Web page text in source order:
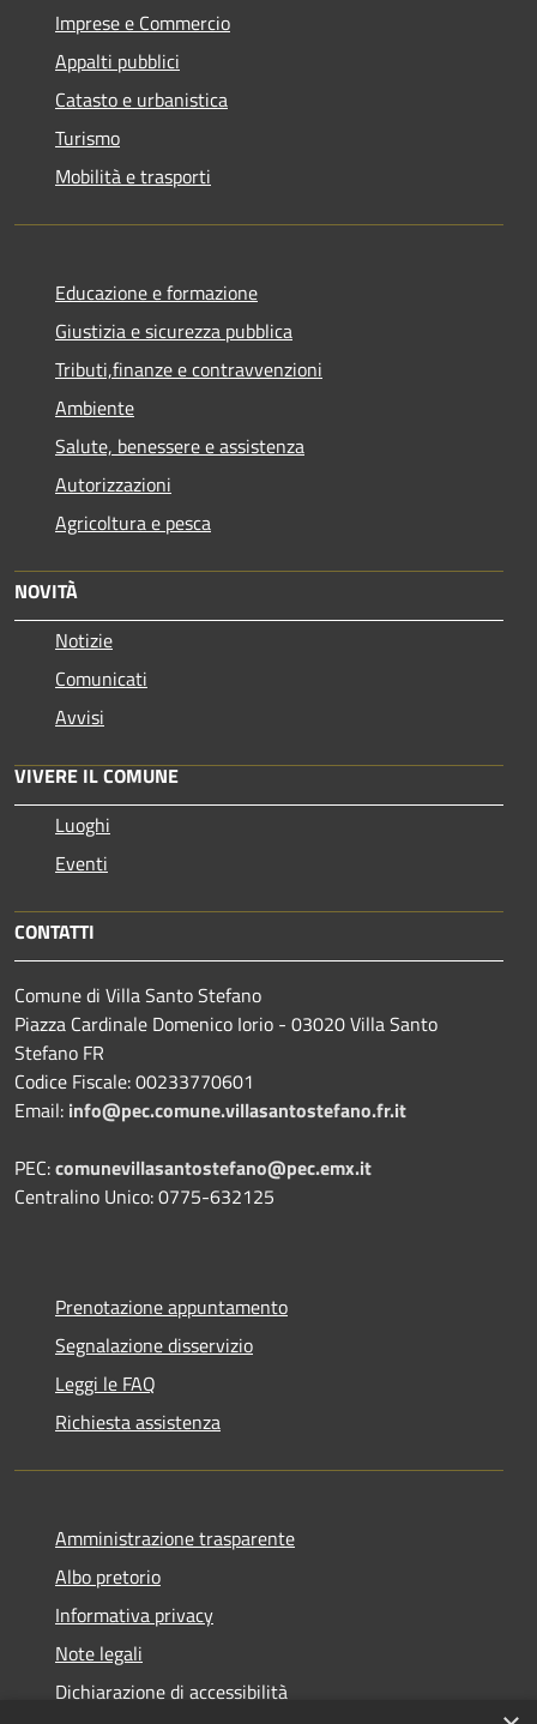
Imprese e Commercio
Appalti pubblici
Catasto e urbanistica
Turismo
Mobilità e trasporti
Educazione e formazione
Giustizia e sicurezza pubblica
Tributi,finanze e contravvenzioni
Ambiente
Salute, benessere e assistenza
Autorizzazioni
Agricoltura e pesca
NOVITÀ
Notizie
Comunicati
Avvisi
VIVERE IL COMUNE
Luoghi
Eventi
CONTATTI
Comune di Villa Santo Stefano
Piazza Cardinale Domenico Iorio - 03020 Villa Santo
Stefano FR
Codice Fiscale: 00233770601
Email: info@pec.comune.villasantostefano.fr.it
PEC:comunevillasantostefano@pec.emx.it
Centralino Unico: 0775-632125
Prenotazione appuntamento
Segnalazione disservizio
Leggi le FAQ
Richiesta assistenza
Amministrazione trasparente
Albo pretorio
Informativa privacy
Note legali
Dichiarazione di accessibilità